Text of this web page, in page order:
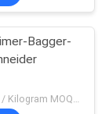
Bagger-